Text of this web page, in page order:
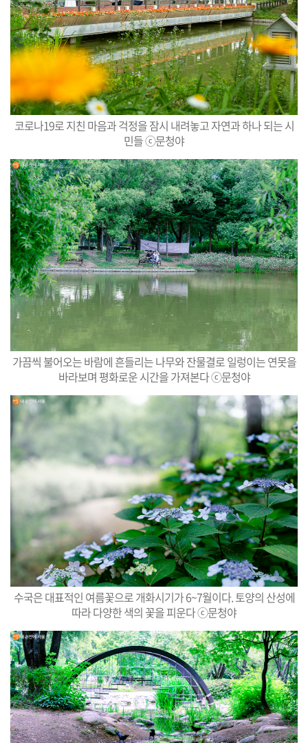
코로나19로 지친 마음과 걱정을 잠시 내려놓고 자연과 하나 되는 시
민들 ⓒ문청야
가끔씩 불어오는 바람에 흔들리는 나무와 잔물결로 일렁이는 연못을
바라보며 평화로운 시간을 가져본다 ⓒ문청야
수국은 대표적인 여름꽃으로 개화시기가 6~7월이다. 토양의 산성에
따라 다양한 색의 꽃을 피운다 ⓒ문청야